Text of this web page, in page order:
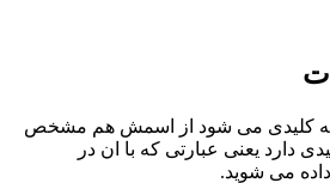
کلیدی می شود از اسمش هم مشخص
دارد یعنی عبارتی که با ان در
می شوید.